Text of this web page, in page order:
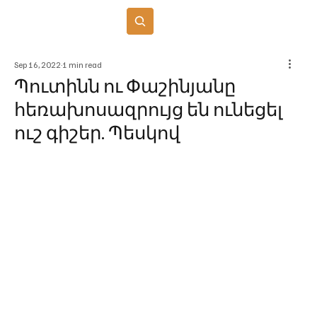
Պուտինն ու Փաշինյանը
հեռախոսազրույց են ունեցել
ուշ գիշեր. Պեսկով
Sep 16, 2022 1 min read